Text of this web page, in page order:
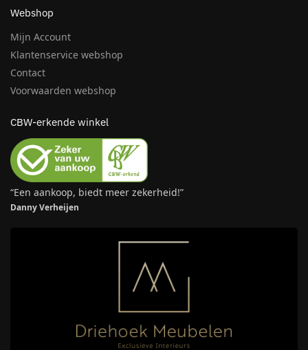
Webshop
Mijn Account
Klantenservice webshop
Contact
Voorwaarden webshop
CBW-erkende winkel
“Een aankoop, biedt meer zekerheid!”
Danny Verheijen